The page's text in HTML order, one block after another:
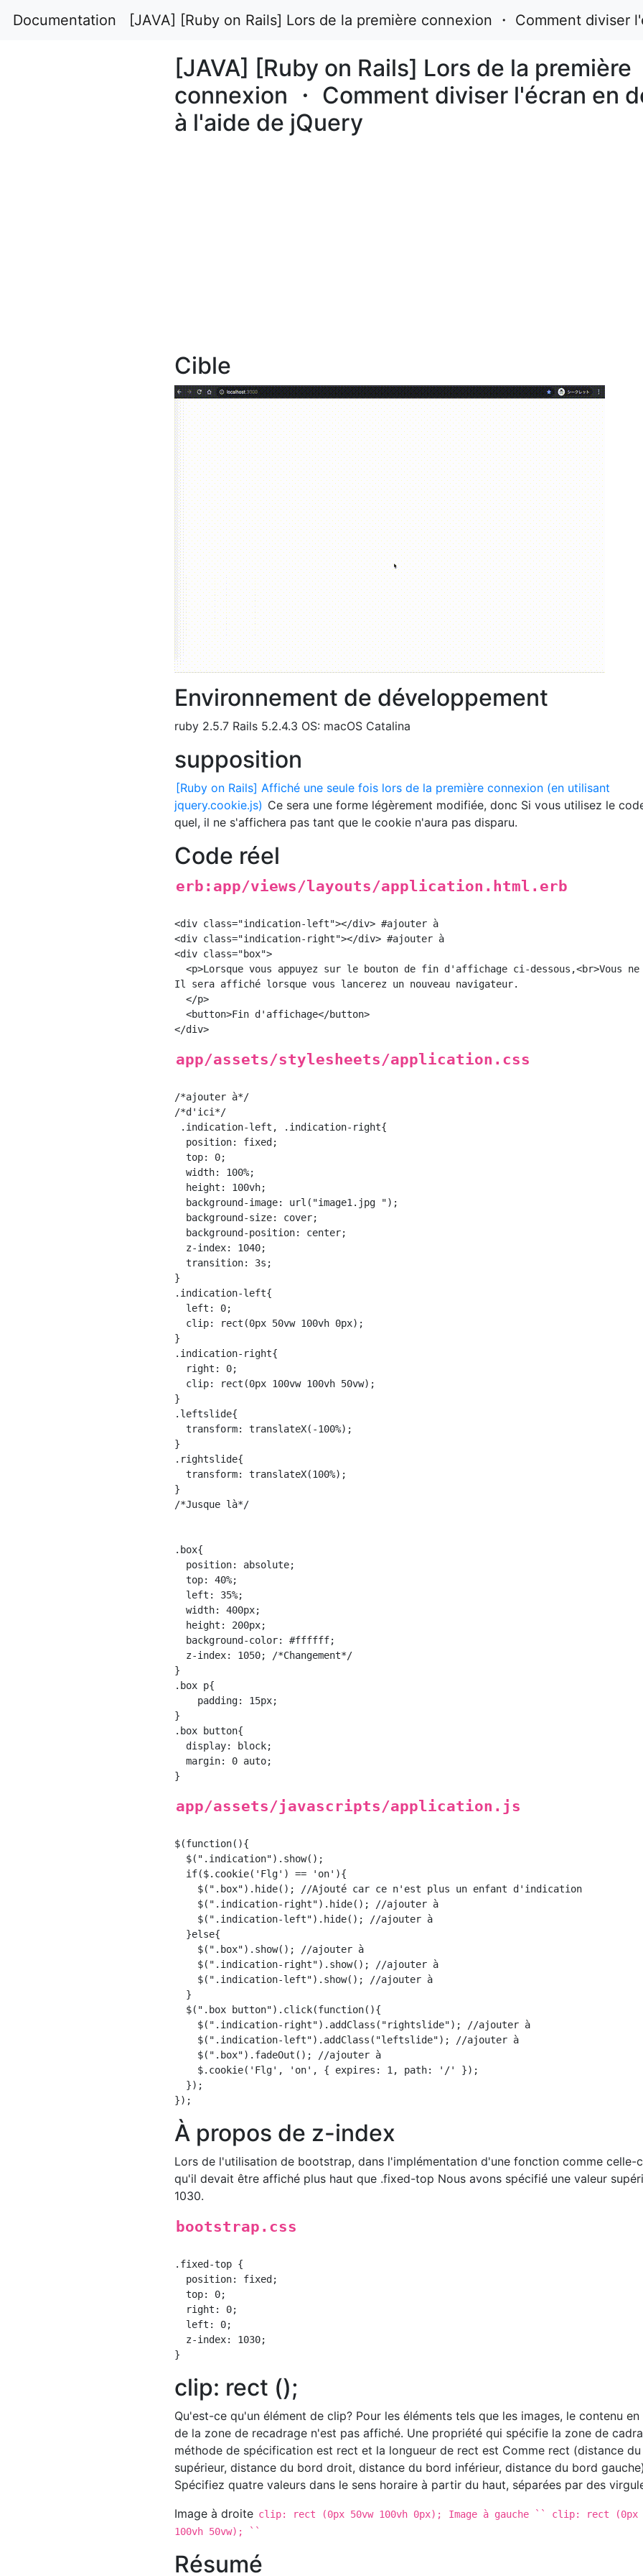
Documentation [JAVA] [Ruby on Rails] Lors de la première connexion ・ Comment diviser
[JAVA] [Ruby on Rails] Lors de la première
connexion ・ Comment diviser l'écran en
à l'aide de jQuery
Cible
Environnement de développement
ruby 2.5.7 Rails 5.2.4.3 OS: macOS Catalina
supposition
[Ruby on Rails] Affiché une seule fois lors de la première connexion (en utilisant
jquery.cookie.js) Ce sera une forme légèrement modifiée, donc Si vous utilisez le
quel, il ne s'affichera pas tant que le cookie n'aura pas disparu.
Code réel
erb:app/views/layouts/application.html.erb
<div class="indication-left"></div> #ajouter à
<div class="indication-right"></div> #ajouter à
<div class="box">
<p>Lorsque vous appuyez sur le bouton de fin d'affichage ci-dessous,<br>Vous
Il sera affiché lorsque vous lancerez un nouveau navigateur.
  </p>
  <button>Fin d'affichage</button>
app/assets/stylesheets/application.css
/*ajouter à*/
/*d'ici*/
.indication-left, .indication-right{
  position: fixed;
  top: 0;
  width: 100%;
  height: 100vh;
  background-image: url("image1.jpg ");
  background-size: cover;
  background-position: center;
  z-index: 1040;
  transition: 3s;
}
.indication-left{
  left: 0;
  clip: rect(0px 50vw 100vh 0px);
}
.indication-right{
  right: 0;
  clip: rect(0px 100vw 100vh 50vw);
}
.leftslide{
  transform: translateX(-100%);
}
.rightslide{
  transform: translateX(100%);
}
/*Jusque là*/
.box{
  position: absolute;
  top: 40%;
  left: 35%;
  width: 400px;
  height: 200px;
  background-color: #ffffff;
  z-index: 1050; /*Changement*/
}
.box p{
    padding: 15px;
}
.box button{
  display: block;
  margin: 0 auto;
app/assets/javascripts/application.js
$(function(){
  $(".indication").show();
  if($.cookie('Flg') == 'on'){
    $(".box").hide(); //Ajouté car ce n'est plus un enfant d'indication
    $(".indication-right").hide(); //ajouter à
    $(".indication-left").hide(); //ajouter à
  }else{
    $(".box").show(); //ajouter à
    $(".indication-right").show(); //ajouter à
    $(".indication-left").show(); //ajouter à
  }
  $(".box button").click(function(){
    $(".indication-right").addClass("rightslide"); //ajouter à
    $(".indication-left").addClass("leftslide"); //ajouter à
    $(".box").fadeOut(); //ajouter à
    $.cookie('Flg', 'on', { expires: 1, path: '/' });
  });
À propos de z-index
Lors de l'utilisation de bootstrap, dans l'implémentation d'une fonction comme celle-
qu'il devait être affiché plus haut que .fixed-top Nous avons spécifié une valeur
1030.
bootstrap.css
.fixed-top {
  position: fixed;
  top: 0;
  right: 0;
  left: 0;
  z-index: 1030;
clip: rect ();
Qu'est-ce qu'un élément de clip? Pour les éléments tels que les images, le contenu
de la zone de recadrage n'est pas affiché. Une propriété qui spécifie la zone de
méthode de spécification est rect et la longueur de rect est Comme rect (distance
supérieur, distance du bord droit, distance du bord inférieur, distance du bord
Spécifiez quatre valeurs dans le sens horaire à partir du haut, séparées par des
Image à droite clip: rect (0px 50vw 100vh 0px);
Image à gauche `` clip: rect (0px
100vh 50vw); ``
Résumé